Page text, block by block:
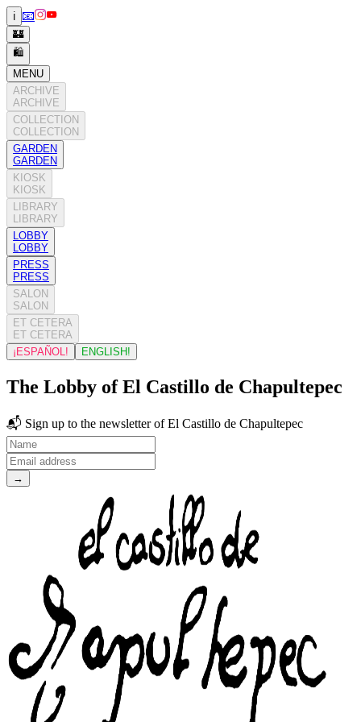
ℹ️ 📧
🏰
🛍️
MENU
ARCHIVE
ARCHIVE
COLLECTION
COLLECTION
GARDEN
GARDEN
KIOSK
KIOSK
LIBRARY
LIBRARY
LOBBY
LOBBY
PRESS
PRESS
SALON
SALON
ET CETERA
ET CETERA
¡ESPAÑOL!
ENGLISH!
The Lobby of El Castillo de Chapultepec
📬 Sign up to the newsletter of El Castillo de Chapultepec
→